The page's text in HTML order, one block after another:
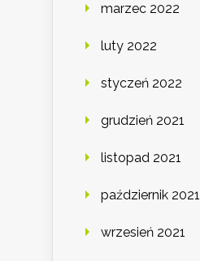
marzec 2022
luty 2022
styczeń 2022
grudzień 2021
listopad 2021
październik 2021
wrzesień 2021